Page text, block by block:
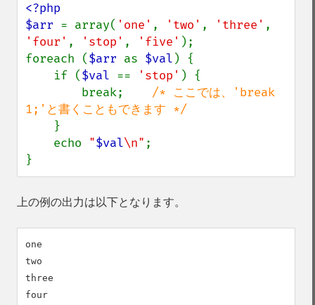
<?php
$arr = array( 'one' , 'two' , 'three'
'four' , 'stop' , 'five' );
foreach ($arr as $val ) {
    if (
$val == 'stop' ) {
        break;
/* ここでは、'break
1;'と書くこともできます */
}
    echo
"$val\n" ;
}
上の例の出力は以下となります。
one
two
three